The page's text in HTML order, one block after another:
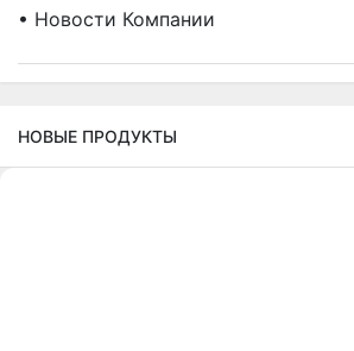
• Новости Компании
НОВЫЕ ПРОДУКТЫ